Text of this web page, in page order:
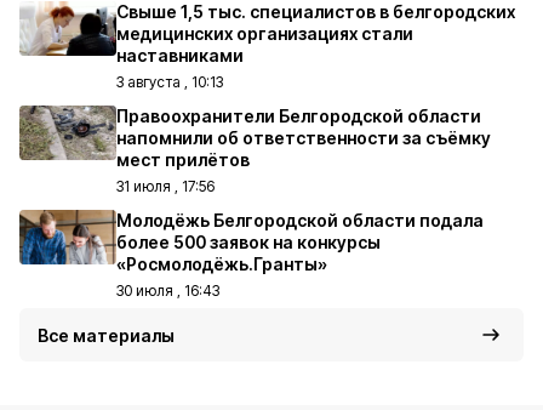
Свыше 1,5 тыс. специалистов в белгородских
медицинских организациях стали
наставниками
3 августа , 10:13
Правоохранители Белгородской области
напомнили об ответственности за съёмку
мест прилётов
31 июля , 17:56
Молодёжь Белгородской области подала
более 500 заявок на конкурсы
«Росмолодёжь.Гранты»
30 июля , 16:43
Все материалы